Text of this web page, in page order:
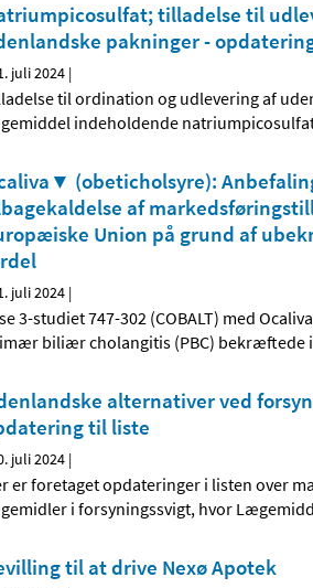
tilladelse til
pakninger -
juli 2024 |
til ordination og udlevering af
indeholdende
(obeticholsyre):
af
Union på grund af
juli 2024 |
3-studiet 747-302 (COBALT) med
biliær cholangitis (PBC) bekræftede
alternativer ved
til liste
juli 2024 |
er foretaget opdateringer i listen over
i forsyningssvigt, hvor
til at drive Nexø Apotek